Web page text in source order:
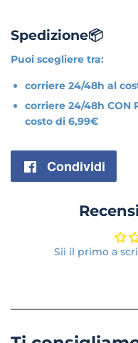
Spedizione📦
Puoi scegliere tra:
corriere 24/48h al
corriere 24/48h CON
costo di 6,99€
Condividi
Sii il primo a